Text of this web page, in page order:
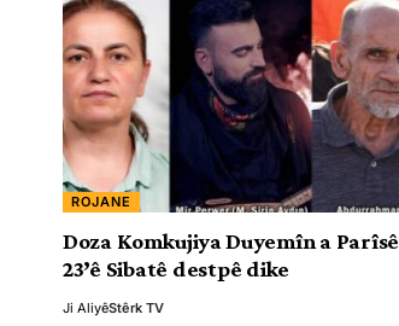
ROJANE
Doza Komkujiya Duyemîn a Parîsê
23’ê Sibatê destpê dike
Ji AliyêStêrk TV